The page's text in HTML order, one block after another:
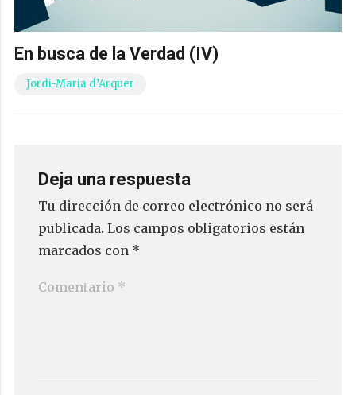
En busca de la Verdad (IV)
Jordi-Maria d’Arquer
Deja una respuesta
Tu dirección de correo electrónico no será
publicada. Los campos obligatorios están
marcados con *